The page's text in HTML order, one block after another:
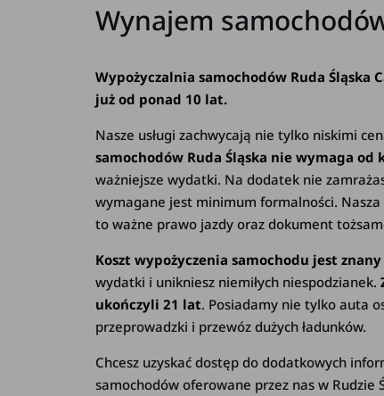
Wynajem
Wypożyczalnia samochodów Ruda Śląska
już od ponad 10 lat.
Nasze usługi zachwycają nie tylko niskimi
samochodów Ruda Śląska nie wymaga
ważniejsze wydatki. Na dodatek nie
wymagane jest minimum formalności.
to ważne prawo jazdy oraz dokument
Koszt wypożyczenia samochodu jest
wydatki i unikniesz niemiłych niespodzianek.
ukończyli 21 lat. Posiadamy nie tylko auta
przeprowadzki i przewóz dużych ładunków.
Chcesz uzyskać dostęp do dodatkowych
samochodów oferowane przez nas w Rudzie